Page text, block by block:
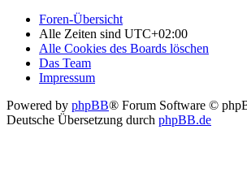
Foren-Übersicht
Alle Zeiten sind UTC+02:00
Alle Cookies des Boards löschen
Das Team
Impressum
Powered by phpBB® Forum Software ©
Deutsche Übersetzung durch phpBB.de